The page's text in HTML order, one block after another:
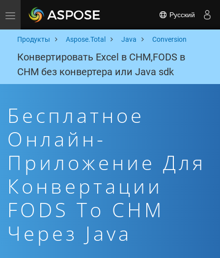
Toggle navigation Русский
Продукты Aspose.Total Java Conversion
Конвертировать Excel в CHM,FODS в
CHM без конвертера или Java sdk
Бесплатное
Онлайн-
Приложение Для
Конвертации
FODS To CHM
Через Java